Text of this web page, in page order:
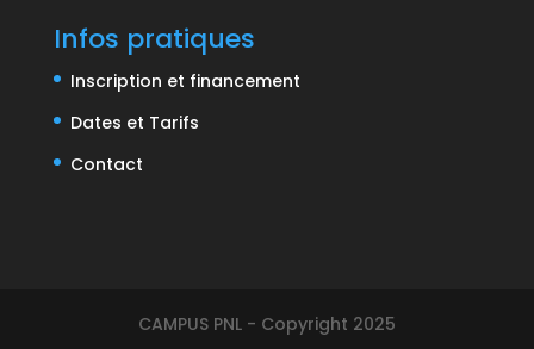
Infos pratiques
Inscription et financement
Dates et Tarifs
Contact
CAMPUS PNL - Copyright 2025